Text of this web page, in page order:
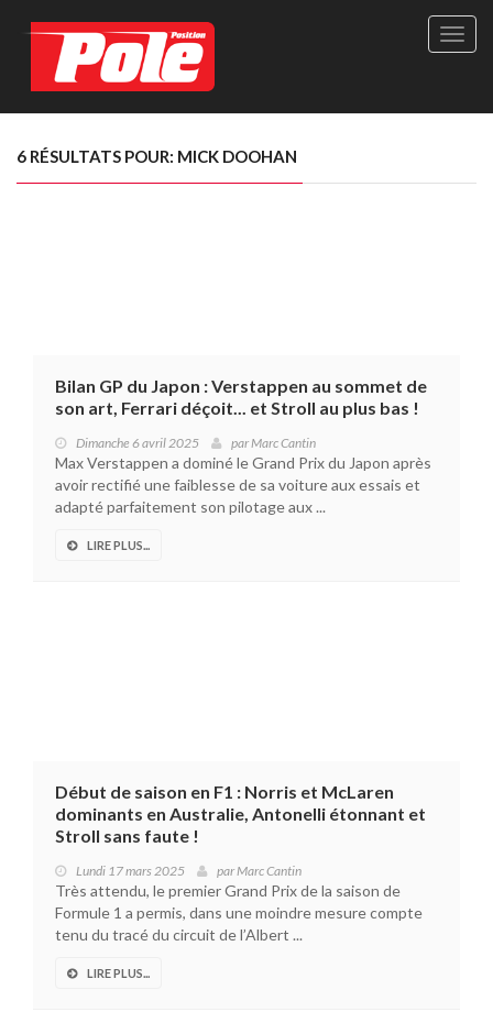
Site
Le
6 RÉSULTATS POUR: MICK DOOHAN
Bilan GP du Japon : Verstappen au sommet de
son art, Ferrari déçoit... et Stroll au plus bas !
Dimanche 6 avril 2025 parMarc Cantin
Max Verstappen a dominé le Grand Prix du Japon après
avoir rectifié une faiblesse de sa voiture aux essais et
adapté parfaitement son pilotage aux ...
LIRE PLUS...
Début de saison en F1 : Norris et McLaren
dominants en Australie, Antonelli étonnant et
Stroll sans faute !
Lundi 17 mars 2025 parMarc Cantin
Très attendu, le premier Grand Prix de la saison de
Formule 1 a permis, dans une moindre mesure compte
tenu du tracé du circuit de l’Albert ...
LIRE PLUS...